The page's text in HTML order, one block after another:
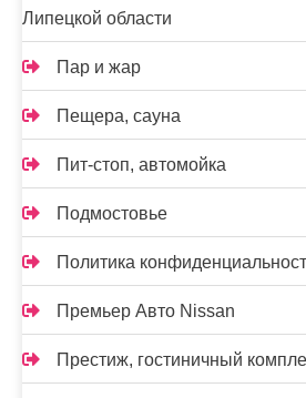
Липецкой области
Пар и жар
Пещера, сауна
Пит-стоп, автомойка
Подмостовье
Политика
Премьер Авто Nissan
Престиж, гостиничный